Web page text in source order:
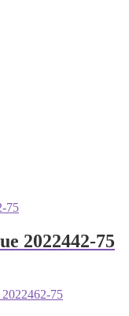
2022442-75